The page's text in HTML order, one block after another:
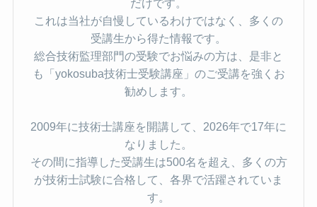
これは当社が自慢しているわけではなく、多くの
受講生から得た情報です。
総合技術監理部門の受験でお悩みの方は、是非と
も「yokosuba技術士受験講座」のご受講を強くお
勧めします。
2009年に技術士講座を開講して、2026年で17年に
なりました。
その間に指導した受講生は500名を超え、多くの方
が技術士試験に合格して、各界で活躍されていま
す。